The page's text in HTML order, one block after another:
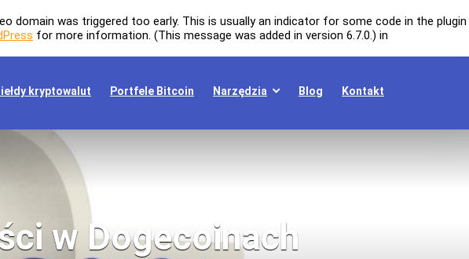
domain was triggered too early. This is usually an indicator for some code in the plugin
for more information. (This message was added in version 6.7.0.) in
kryptowalut Portfele Bitcoin Narzędzia Blog Kontakt
w Dogecoinach